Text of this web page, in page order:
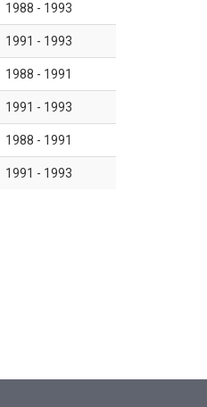
1988 - 1993
1991 - 1993
1988 - 1991
1991 - 1993
1988 - 1991
1991 - 1993